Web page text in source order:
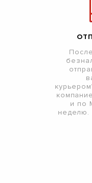
и по
неделю.